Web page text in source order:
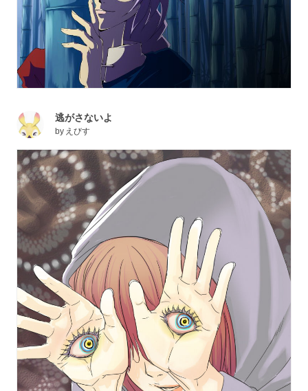
逃がさないよ
by えびす